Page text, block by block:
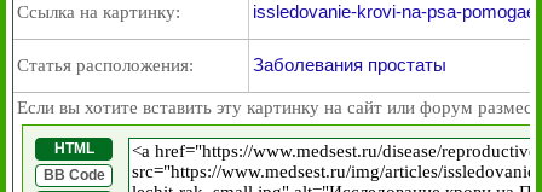
Ссылка на картинку: issledovanie-krovi-na-psa-
Статья расположения: Заболевания простаты
Если вы хотите вставить эту картинку на сайт или форум
HTML
BB Code